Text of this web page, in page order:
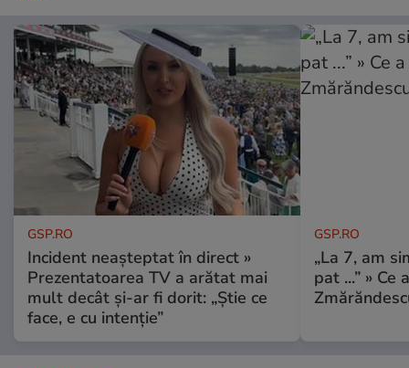
GSP.RO
Incident neașteptat în direct »
Prezentatoarea TV a arătat mai
mult decât și-ar fi dorit: „Știe ce
face, e cu intenție”
GSP.RO
„La 7, am
pat ...” »